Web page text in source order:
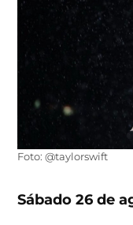
Foto: @taylorswift
Sábado 26 de